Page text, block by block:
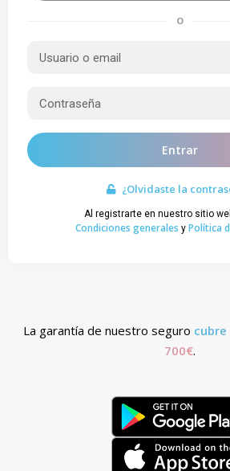
O
Entrar
¿Olvidaste la
Al registrarte en nuestro sitio
Condiciones generales y Política
La garantía de nuestro seguro
700€.